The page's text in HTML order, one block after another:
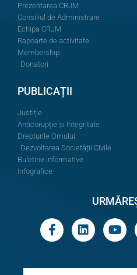
Prezentarea CRJM
Consiliul de Administrare
Echipa CRJM
Rapoarte de activitate
Membership
Donatori
PUBLICAȚII
Justiție
Anticorupție și Integritate
Drepturile Omului
Dezvoltarea Societății Civile
Buletine informative
Infografice